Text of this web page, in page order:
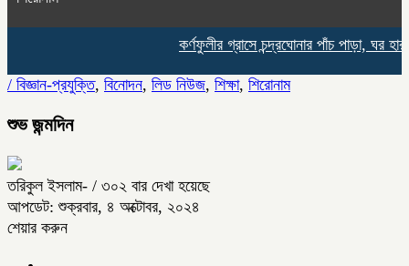
কর্ণফুলীর গ্রাসে চন্দ্রঘোনার পাঁচ পাড়া, ঘর
/ বিজ্ঞান-প্রযুক্তি, বিনোদন, লিড নিউজ, শিক্ষা, শিরোনাম
শুভ জন্মদিন
তরিকুল ইসলাম- / ৩০২ বার দেখা হয়েছে
আপডেট: শুক্রবার, ৪ অক্টোবর, ২০২৪
শেয়ার করুন